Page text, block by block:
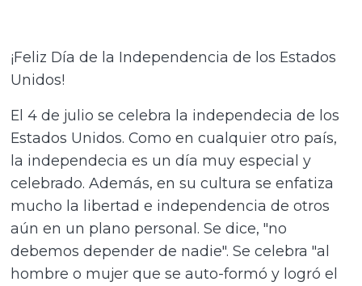
¡Feliz Día de la Independencia de los Estados
Unidos!
El 4 de julio se celebra la independecia de los
Estados Unidos. Como en cualquier otro país,
la independecia es un día muy especial y
celebrado. Además, en su cultura se enfatiza
mucho la libertad e independencia de otros
aún en un plano personal. Se dice, "no
debemos depender de nadie". Se celebra "al
hombre o mujer que se auto-formó y logró el